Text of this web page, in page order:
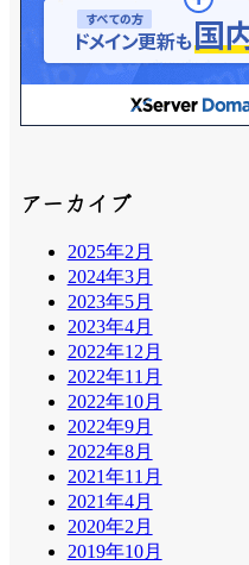
アーカイブ
2025年2月
2024年3月
2023年5月
2023年4月
2022年12月
2022年11月
2022年10月
2022年9月
2022年8月
2021年11月
2021年4月
2020年2月
2019年10月